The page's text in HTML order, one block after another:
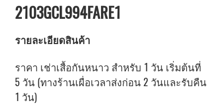
2103GCL994FARE1
รายละเอียดสินค้า
ราคา เช่าเสื้อกันหนาว สำหรับ 1 วัน เริ่มต้นที่
5 วัน (ทางร้านเผื่อเวลาส่งก่อน 2 วันและรับคืน
1 วัน)